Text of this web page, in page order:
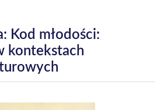
Kod młodości:
kontekstach